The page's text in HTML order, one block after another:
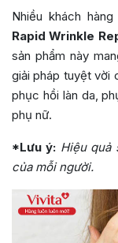
Nhiều khách
Rapid Wrinkle
sản phẩm này
giải pháp tuyệt vời
phục hồi làn da,
phụ nữ.
*Lưu ý: Hiệu quả
của mỗi người.